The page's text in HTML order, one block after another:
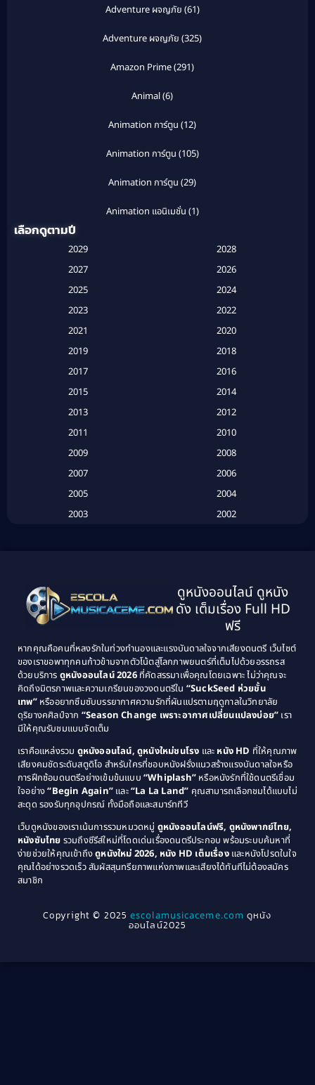
Adventure ผจญภัย (61)
Adventure ผจญภัย (325)
Amazon Prime(291)
Animal(6)
Animation การ์ตูน (12)
Animation การ์ตูน (105)
Animation การ์ตูน (29)
Animation แอนิเมชั่น (1)
Based on a True Story สร้างจากเรื่องจริง(2)
Based on a True Story เรื่องจริง (16)
Classic หนังคลาสสิก(25)
Classic หนังคลาสสิก(134)
Classic หนังคลาสสิก(21)
Comedy ตลก(515)
Comedy ตลก(46)
Coming of Age ก้าวพ้นวัย(1)
Coming-of-Age(3)
Community(1)
Crime อาชญากรรม(289)
Cult Film(4)
เลือกดูตามปี
2029
2028
2027
2026
2025
2024
2023
2022
2021
2020
2019
2018
2017
2016
2015
2014
2013
2012
2011
2010
2009
2008
2007
2006
2005
2004
2003
2002
1995
1994
1993
1992
1989
1988
1987
1986
1985
1984
1983
1982
1979
1978
1976
1975
1974
1971
1970
1969
1968
1964
1963
1940
ดูหนังออนไลน์ ดูหนัง
ดัง เต็มเรื่อง Full HD
ฟรี
หากคุณคือคนที่หลงรักในท่วงทำนองและแรงบันดาลใจจากเสียงดนตรี เว็บไซต์
ของเราขอพาทุกคนก้าวข้ามจากตัวโน้ตสู่โลกภาพยนตร์ที่เต็มไปด้วยอรรถรส
ด้วยบริการ ดูหนังออนไลน์ 2026ที่คัดสรรมาเพื่อคุณโดยเฉพาะ ไม่ว่าคุณจะ
คิดถึงมิตรภาพและความเกรียนของวงดนตรีใน “SuckSeed ห่วยขั้น
เทพ”หรืออยากซึมซับบรรยากาศความรักที่ผันแปรตามฤดูกาลในวิทยาลัย
ดุริยางคศิลป์จาก “Season Change เพราะอากาศเปลี่ยนแปลงบ่อย” เรา
มีให้คุณรับชมแบบจัดเต็ม
เราคือแหล่งรวม ดูหนังออนไลน์, ดูหนังใหม่ชนโรง และ หนัง HD ที่ให้คุณภาพ
เสียงคมชัดระดับสตูดิโอ สำหรับใครที่ชอบหนังฝรั่งแนวสร้างแรงบันดาลใจหรือ
การฝึกซ้อมดนตรีอย่างเข้มข้นแบบ “Whiplash” หรือหนังรักที่ใช้ดนตรีเชื่อม
ใจอย่าง“Begin Again” และ“La La Land” คุณสามารถเลือกชมได้แบบไม่
สะดุด รองรับทุกอุปกรณ์ ทั้งมือถือและสมาร์ททีวี
เว็บดูหนังของเราเน้นการรวมหมวดหมู่ ดูหนังออนไลน์ฟรี, ดูหนังพากย์ไทย,
หนังซับไทย รวมถึงซีรีส์ใหม่ที่โดดเด่นเรื่องดนตรีประกอบ พร้อมระบบค้นหาที่
ง่ายช่วยให้คุณเข้าถึงดูหนังใหม่ 2026, หนัง HD เต็มเรื่องและหนังโปรดในใจ
คุณได้อย่างรวดเร็ว สัมผัสสุนทรียภาพแห่งภาพและเสียงได้ทันทีไม่ต้องสมัคร
สมาชิก
Copyright © 2025escolamusicaceme.com ดูหนัง
ออนไลน์2025